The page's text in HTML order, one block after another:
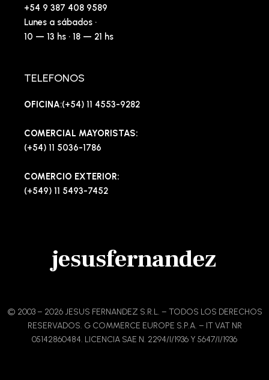
+54 9 387 408 9589
Lunes a sábados ·
10 — 13 hs · 18 — 21 hs
TELEFONOS
OFICINA:(+54) 11 4553-9282
COMERCIAL MAYORISTAS:
(+54) 11 5036-1786
COMERCIO EXTERIOR:
(+549) 11 5493-7452
jesusfernandez
© 2003 – 2026 JESUS FERNANDEZ S.R.L. – TODOS LOS DERECHOS
RESERVADOS. G COMMERCE EUROPE S.P.A. – IT VAT NR
05142860484. LICENCIA SAE N. 2294/I/1936 Y 5647/I/1936